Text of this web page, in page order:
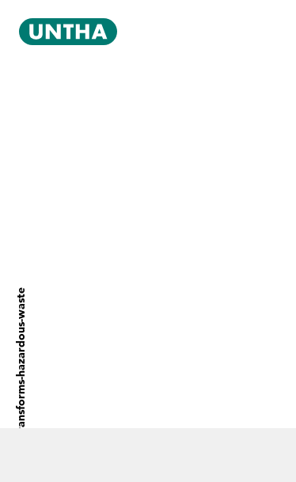
untha-xr-shredder-transforms-hazardous-waste